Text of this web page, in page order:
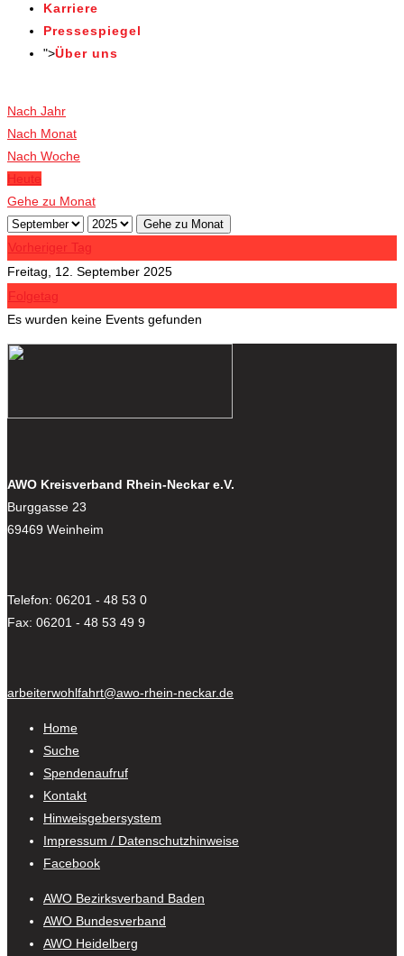
Karriere
Pressespiegel
">Über uns
Nach Jahr
Nach Monat
Nach Woche
Heute
Gehe zu Monat
Gehe zu Monat
Vorheriger Tag
Freitag, 12. September 2025
Folgetag
Es wurden keine Events gefunden
AWO Kreisverband Rhein-Neckar e.V.
Burggasse 23
69469 Weinheim
Telefon: 06201 - 48 53 0
Fax: 06201 - 48 53 49 9
arbeiterwohlfahrt@awo-rhein-neckar.de
Home
Suche
Spendenaufruf
Kontakt
Hinweisgebersystem
Impressum / Datenschutzhinweise
Facebook
AWO Bezirksverband Baden
AWO Bundesverband
AWO Heidelberg